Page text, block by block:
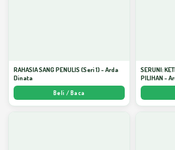
RAHASIA SANG PENULIS (Seri 1) - Arda
Dinata
Beli / Baca
SERUNI:
PILIHAN -